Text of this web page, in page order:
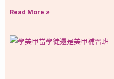
Read More »